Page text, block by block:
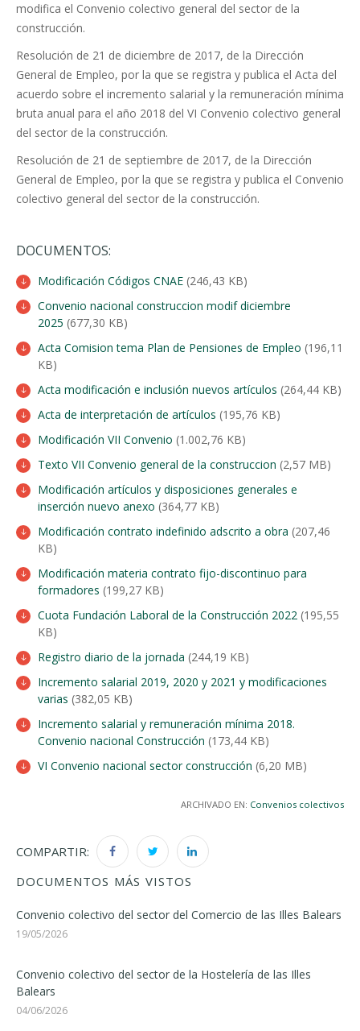
modifica el Convenio colectivo general del sector de la
construcción.
Resolución de 21 de diciembre de 2017, de la Dirección
General de Empleo, por la que se registra y publica el Acta del
acuerdo sobre el incremento salarial y la remuneración mínima
bruta anual para el año 2018 del VI Convenio colectivo general
del sector de la construcción.
Resolución de 21 de septiembre de 2017, de la Dirección
General de Empleo, por la que se registra y publica el Convenio
colectivo general del sector de la construcción.
DOCUMENTOS:
Modificación Códigos CNAE (246,43 KB)
Convenio nacional construccion modif diciembre
2025 (677,30 KB)
Acta Comision tema Plan de Pensiones de Empleo (196,11
KB)
Acta modificación e inclusión nuevos artículos (264,44 KB)
Acta de interpretación de artículos (195,76 KB)
Modificación VII Convenio (1.002,76 KB)
Texto VII Convenio general de la construccion (2,57 MB)
Modificación artículos y disposiciones generales e
inserción nuevo anexo (364,77 KB)
Modificación contrato indefinido adscrito a obra (207,46
KB)
Modificación materia contrato fijo-discontinuo para
formadores (199,27 KB)
Cuota Fundación Laboral de la Construcción 2022 (195,55
KB)
Registro diario de la jornada (244,19 KB)
Incremento salarial 2019, 2020 y 2021 y modificaciones
varias (382,05 KB)
Incremento salarial y remuneración mínima 2018.
Convenio nacional Construcción (173,44 KB)
VI Convenio nacional sector construcción (6,20 MB)
ARCHIVADO EN: Convenios colectivos
COMPARTIR:
DOCUMENTOS MÁS VISTOS
Convenio colectivo del sector del Comercio de las Illes Balears
19/05/2026
Convenio colectivo del sector de la Hostelería de las Illes
Balears
04/06/2026